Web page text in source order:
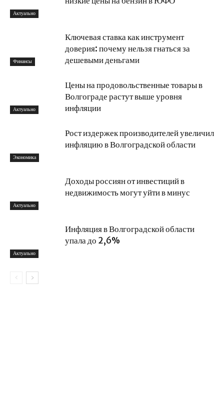
Актуально
Финансы
Ключевая ставка как инструмент
доверия: почему нельзя гнаться за
дешевыми деньгами
Актуально
Цены на продовольственные товары в
Волгограде растут выше уровня
инфляции
Экономика
Рост издержек производителей увеличил
инфляцию в Волгоградской области
Актуально
Доходы россиян от инвестиций в
недвижимость могут уйти в минус
Актуально
Инфляция в Волгоградской области
упала до 2,6%